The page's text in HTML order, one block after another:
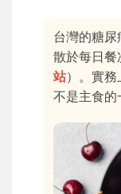
台灣的糖
散於每日餐
站）。實務
不是主食的